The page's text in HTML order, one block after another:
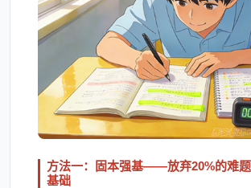
方法一：固本强基——放弃20%的难
基础